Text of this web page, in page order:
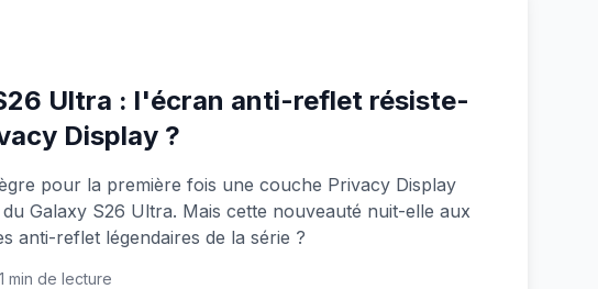
Ultra : l'écran anti-reflet résiste-
Display ?
pour la première fois une couche Privacy Display
Galaxy S26 Ultra. Mais cette nouveauté nuit-elle aux
anti-reflet légendaires de la série ?
1 min de lecture